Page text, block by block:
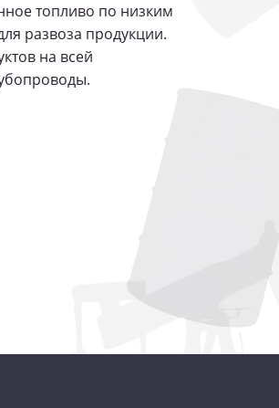
топливо по низким
развоза продукции.
на всей